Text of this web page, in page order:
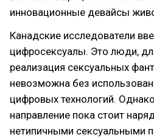
инновационные девайсы
Канадские исследователи
цифросексуалы. Это люди,
реализация сексуальных
невозможна без
цифровых технологий.
направление пока стоит
нетипичными сексуальными